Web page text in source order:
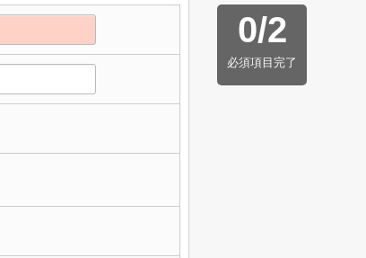
0/2
必須項目完了